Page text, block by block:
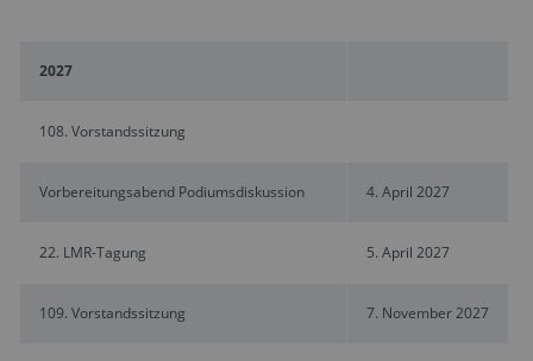
2027
108. Vorstandssitzung
Vorbereitungsabend Podiumsdiskussion 4. April 2027
22. LMR-Tagung 5. April 2027
109. Vorstandssitzung 7. November 2027